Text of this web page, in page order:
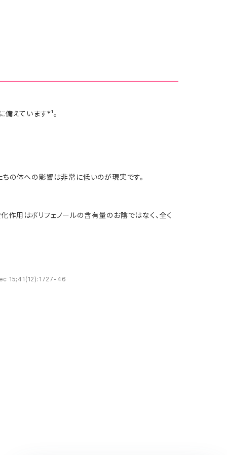
備えています*¹。
ちの体への影響は非常に低いのが現実です。
作用はポリフェノールの含有量のお陰ではなく、全く
15;41(12):1727-46